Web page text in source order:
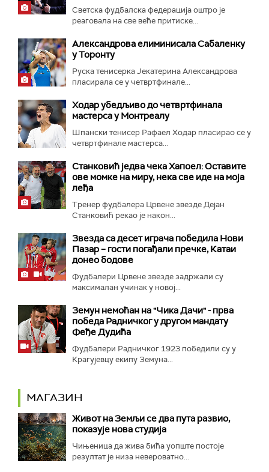
Светска фудбалска федерација оштро је
реаговала на све веће притиске...
Александрова елиминисала Сабаленку
у Торонту
Руска тенисерка Јекатерина Александрова
пласирала се у четвртфинале...
Ходар убедљиво до четвртфинала
мастерса у Монтреалу
Шпански тенисер Рафаел Ходар пласирао се у
четвртфинале мастерса...
Станковић једва чека Хапоел: Оставите
ове момке на миру, нека све иде на моја
леђа
Тренер фудбалера Црвене звезде Дејан
Станковић рекао је након...
Звезда са десет играча победила Нови
Пазар – гости погађали пречке, Катаи
донео бодове
Фудбалери Црвене звезде задржали су
максималан учинак у новој...
Земун немоћан на "Чика Дачи" - прва
победа Радничког у другом мандату
Феђе Дудића
Фудбалери Радничког 1923 победили су у
Крагујевцу екипу Земуна...
МАГАЗИН
Живот на Земљи се два пута развио,
показује нова студија
Чињеница да жива бића уопште постоје
резултат је низа невероватно...